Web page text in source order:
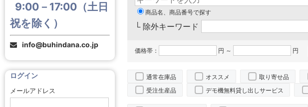
9:00－17:00（土日
祝を除く）
info@buhindana.co.jp
ログイン
メールアドレス
商品名、商品番号で探す
└ 除外キーワード
価格帯： 円 ～ 円
通常在庫品 オススメ 取り寄せ品
受注生産品
デモ機無料貸し出しサービス